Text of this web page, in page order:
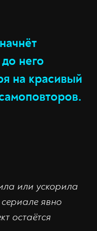
него
на красивый
или ускорила
явно
остаётся